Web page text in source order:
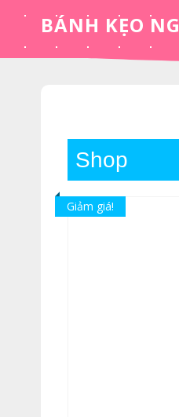
content
BÁNH KẸO
Shop
Giảm giá!